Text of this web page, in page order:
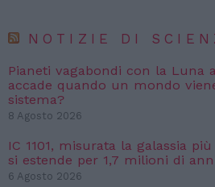
NOTIZIE DI
Pianeti vagabondi con la Luna
accade quando un mondo
sistema?
8 Agosto 2026
IC 1101, misurata la galassia
si estende per 1,7 milioni di
6 Agosto 2026